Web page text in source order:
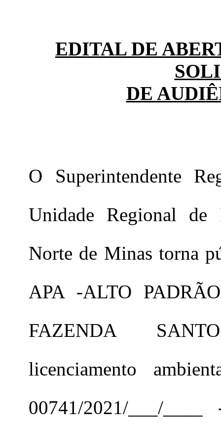
EDITAL DE
DE
O Superintendente
Unidade Regional de
Norte de Minas torna
APA -ALTO
FAZENDA
licenciamento
00741/2021/___/